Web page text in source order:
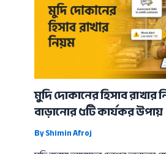
মুদি দোকানের হিসাব রাখার
বাড়ানোর ৫টি কার্যকর উপায়
ByShimin Afroj